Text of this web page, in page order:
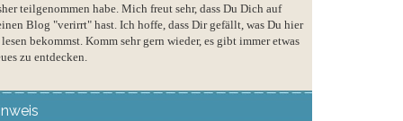
teilgenommen habe. Mich freut sehr, dass Du Dich auf
Blog "verirrt" hast. Ich hoffe, dass Dir gefällt, was Du hier
bekommst. Komm sehr gern wieder, es gibt immer etwas
zu entdecken.